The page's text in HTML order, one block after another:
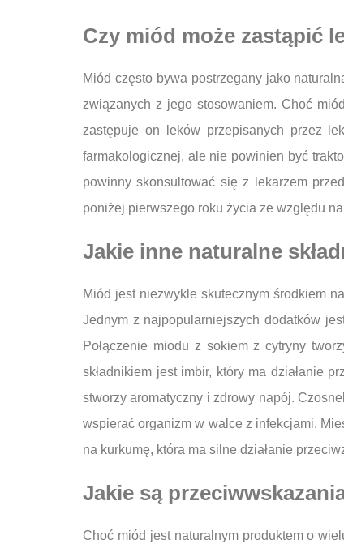
Czy miód może zastąpić
Miód często bywa postrzegany jako
związanych z jego stosowaniem. Choć
zastępuje on leków przepisanych przez
farmakologicznej, ale nie powinien być
powinny skonsultować się z lekarzem
poniżej pierwszego roku życia ze względu
Jakie inne naturalne
Miód jest niezwykle skutecznym środkiem
Jednym z najpopularniejszych dodatków
Połączenie miodu z sokiem z cytryny
składnikiem jest imbir, który ma działanie
stworzy aromatyczny i zdrowy napój.
wspierać organizm w walce z infekcjami.
na kurkumę, która ma silne działanie
Jakie są
Choć miód jest naturalnym produktem o